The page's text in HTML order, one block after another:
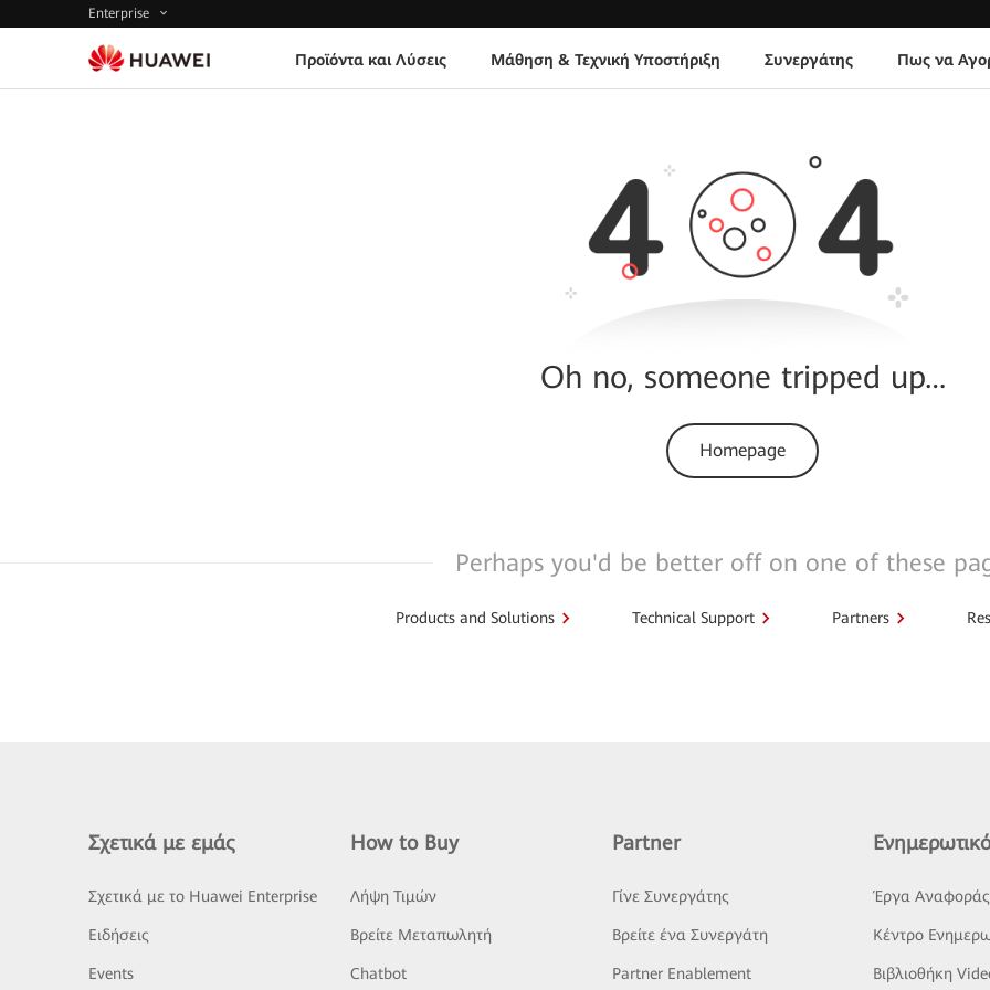
Enterprise
Προϊόντα και Λύσεις Μάθηση & Τεχνική Υποστήριξη Συνεργάτης Πως να
Oh no, someone tripped up…
Homepage
Perhaps you'd be better off on one of these
Products and Solutions Technical Support Partners
Σχετικά με εμάς
Σχετικά με το Huawei Enterprise
Ειδήσεις
Events
How to Buy
Λήψη Τιμών
Βρείτε Μεταπωλητή
Chatbot
Partner
Γίνε Συνεργάτης
Βρείτε ένα Συνεργάτη
Partner Enablement
Έργα Αναφοράς
Κέντρο
Βιβλιοθήκη